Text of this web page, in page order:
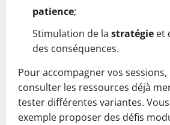
patience;
Stimulation de la stratégie et
des conséquences.
Pour accompagner vos sessions,
consulter les ressources déjà
tester différentes variantes.
exemple proposer des défis